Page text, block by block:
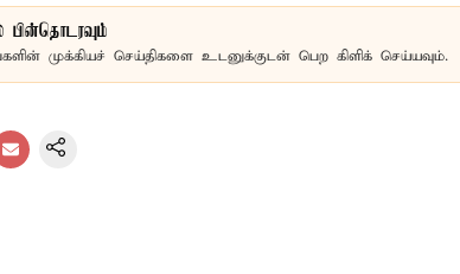
பின்தொடரவும்
முக்கியச் செய்திகளை உடனுக்குடன் பெற கிளிக் செய்யவும்.